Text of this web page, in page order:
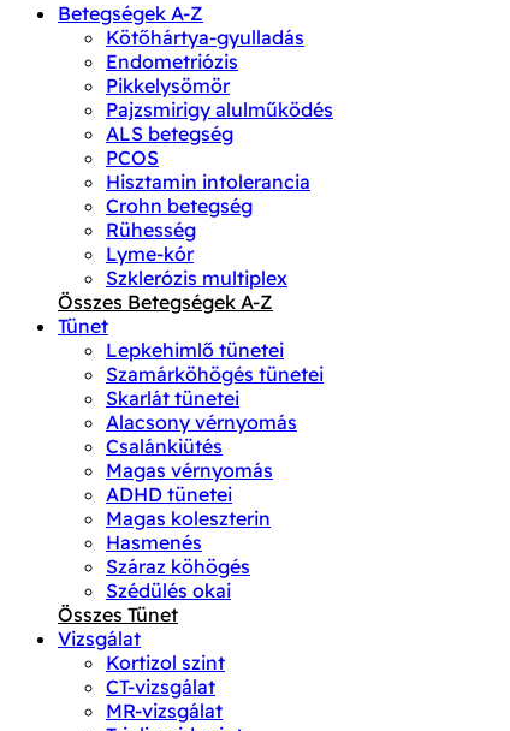
Betegségek A-Z
Kötőhártya-gyulladás
Endometriózis
Pikkelysömör
Pajzsmirigy alulműködés
ALS betegség
PCOS
Hisztamin intolerancia
Crohn betegség
Rühesség
Lyme-kór
Szklerózis multiplex
Összes Betegségek A-Z
Tünet
Lepkehimlő tünetei
Szamárköhögés tünetei
Skarlát tünetei
Alacsony vérnyomás
Csalánkiütés
Magas vérnyomás
ADHD tünetei
Magas koleszterin
Hasmenés
Száraz köhögés
Szédülés okai
Összes Tünet
Vizsgálat
Kortizol szint
CT-vizsgálat
MR-vizsgálat